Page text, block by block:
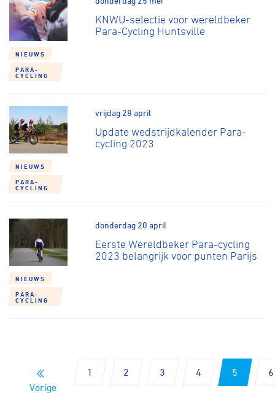
NIEUWS
PARA-
CYCLING
KNWU-selectie voor wereldbeker
Para-Cycling Huntsville
NIEUWS
PARA-
CYCLING
vrijdag 28 april
Update wedstrijdkalender Para-
cycling 2023
NIEUWS
PARA-
CYCLING
donderdag 20 april
Eerste Wereldbeker Para-cycling
2023 belangrijk voor punten Parijs
Vorige
1 2 3 4 5 6